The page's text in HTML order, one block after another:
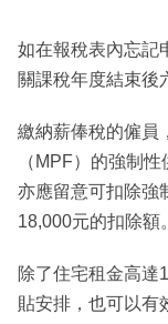
如在報稅表內忘記
關課稅年度結束後
繳納薪俸稅的僱員
（MPF）的強制
亦應留意可扣除強
18,000元的扣除額。
除了住宅租金高達
貼安排，也可以有